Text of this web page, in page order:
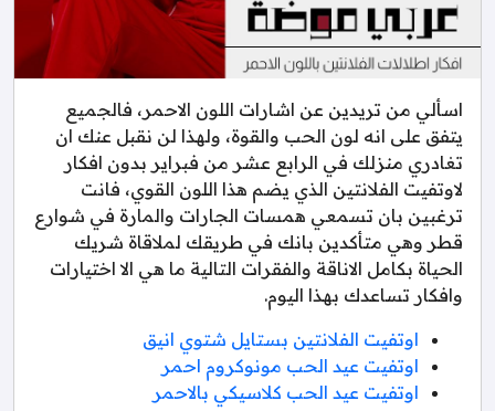
اسألي من تريدين عن اشارات اللون الاحمر، فالجميع
يتفق على انه لون الحب والقوة، ولهذا لن نقبل عنك ان
تغادري منزلك في الرابع عشر من فبراير بدون افكار
لاوتفيت الفلانتين الذي يضم هذا اللون القوي، فانت
ترغبين بان تسمعي همسات الجارات والمارة في شوارع
قطر وهي متأكدين بانك في طريقك لملاقاة شريك
الحياة بكامل الاناقة والفقرات التالية ما هي الا اختيارات
وافكار تساعدك بهذا اليوم.
اوتفيت الفلانتين بستايل شتوي انيق
اوتفيت عيد الحب مونوكروم احمر
اوتفيت عيد الحب كلاسيكي بالاحمر